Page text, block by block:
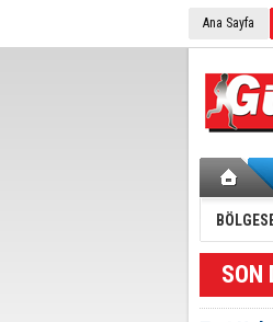
Ana Sayfa
SON